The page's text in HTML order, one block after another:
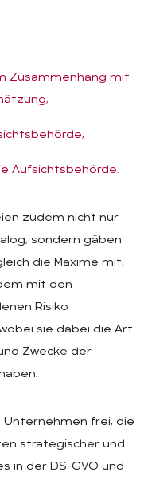
Zusammenhang mit
Aufsichtsbehörde.
zudem nicht nur
sondern gäben
die Maxime mit,
mit den
Risiko
sie dabei die Art
Zwecke der
frei, die
strategischer und
in der DS-GVO und